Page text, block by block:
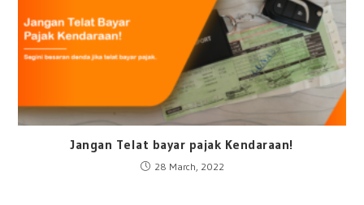
Jangan Telat bayar pajak Kendaraan!
28 March, 2022